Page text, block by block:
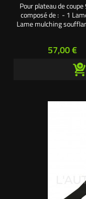
Pour plateau de
composé de : - 1
Lame mulching
Vis de lame 38 mm
Prix
57,00 €